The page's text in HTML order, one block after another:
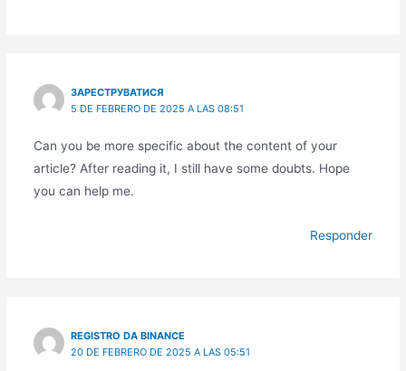
ЗАРЕСТРУВАТИСЯ
5 DE FEBRERO DE 2025 A LAS 08:51
Can you be more specific about the content of your
article? After reading it, I still have some doubts. Hope
you can help me.
Responder
REGISTRO DA BINANCE
20 DE FEBRERO DE 2025 A LAS 05:51